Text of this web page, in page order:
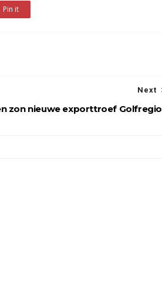
Pin it
Next
zon nieuwe exporttroef Golfregio